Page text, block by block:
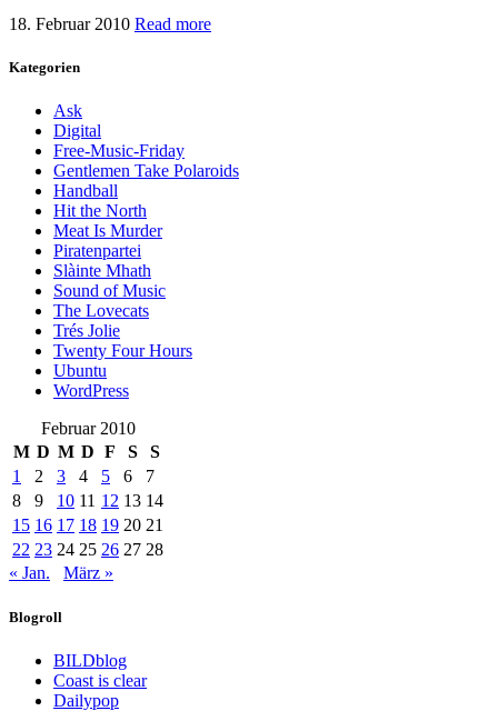
18. Februar 2010 Read more
Kategorien
Ask
Digital
Free-Music-Friday
Gentlemen Take Polaroids
Handball
Hit the North
Meat Is Murder
Piratenpartei
Slàinte Mhath
Sound of Music
The Lovecats
Trés Jolie
Twenty Four Hours
Ubuntu
WordPress
Februar 2010
M D M D F S
S
1
2 3 4 5 6
7
8
9 10 11 12 13 14
15 16 17 18 19 20 21
22 23 24 25 26 27 28
« Jan.
März »
Blogroll
BILDblog
Coast is clear
Dailypop